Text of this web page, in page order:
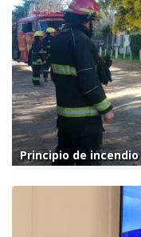
Principio de